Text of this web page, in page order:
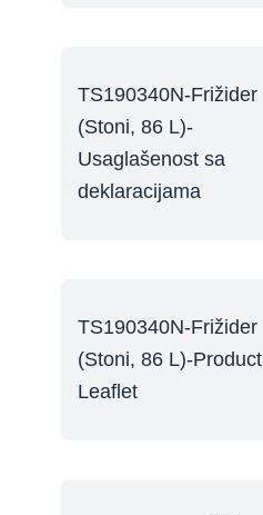
TS190340N-Frižider
(Stoni, 86 L)-
Usaglašenost sa
deklaracijama
TS190340N-Frižider
(Stoni, 86 L)-Product
Leaflet